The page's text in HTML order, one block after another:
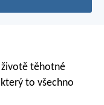
životě těhotné
který to všechno